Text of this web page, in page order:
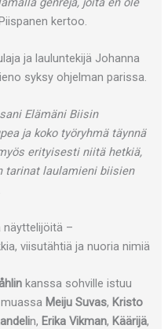
kertoo.
ja lauluntekijä Johanna
syksy ohjelman parissa.
Elämäni Biisin
ja koko työryhmä täynnä
erityisesti niitä hetkiä,
tarinat laulamieni biisien
näyttelijöitä –
viisutähtiä ja nuoria nimiä
kanssa sohville istuu
Meiju Suvas, Kristo
n, Erika Vikman, Käärijä,